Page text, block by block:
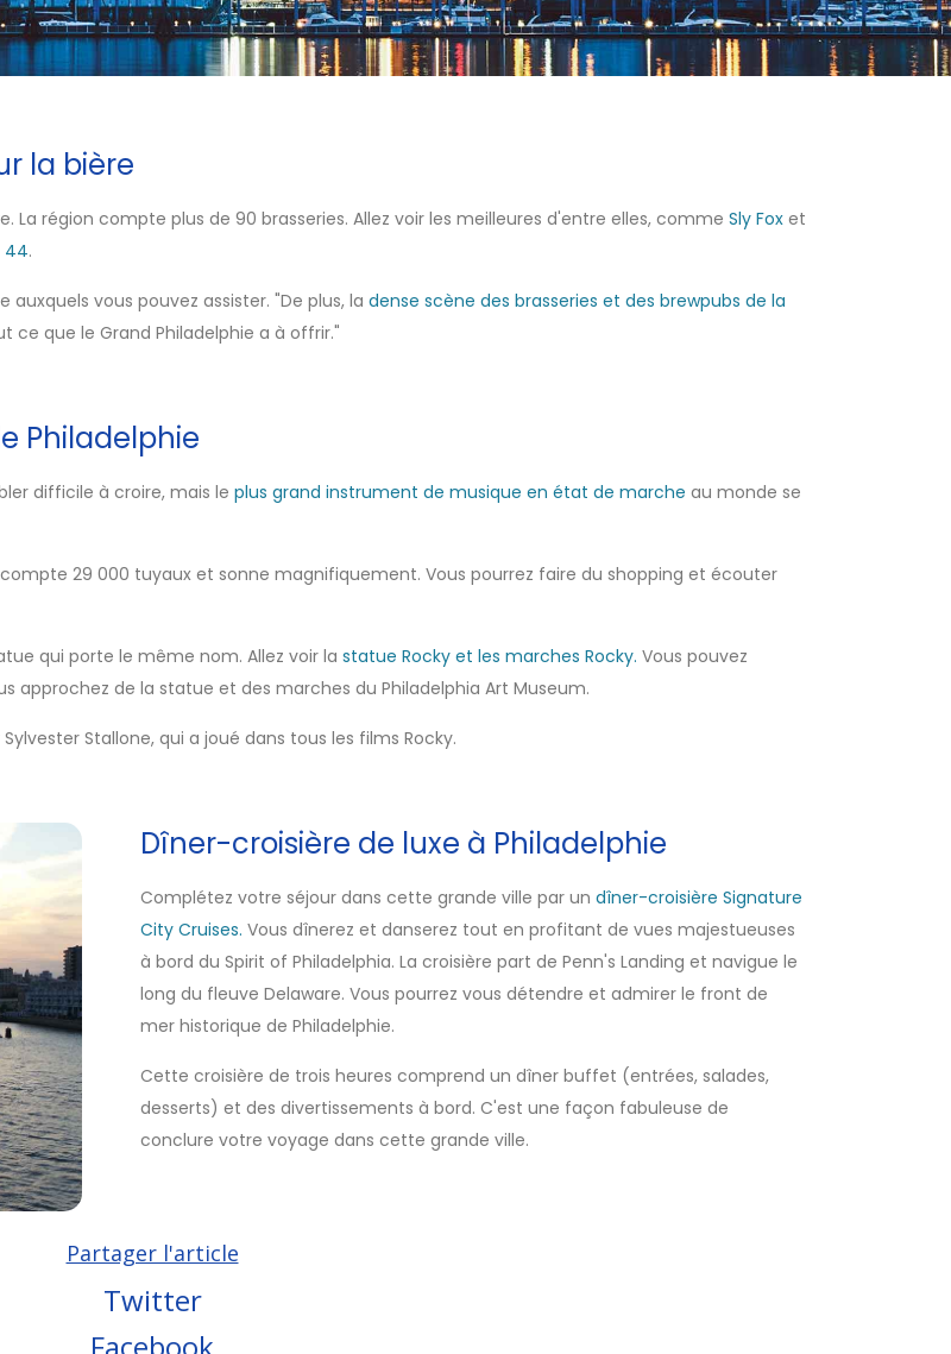
la bière
région compte plus de 90 brasseries. Allez voir les meilleures d'entre elles, comme Sly Fox et
44.
vous pouvez assister. "De plus, la dense scène des brasseries et des brewpubs de la
que le Grand Philadelphie a à offrir."
Philadelphie
difficile à croire, mais le plus grand instrument de musique en état de marche au monde se
29 000 tuyaux et sonne magnifiquement. Vous pourrez faire du shopping et écouter
qui porte le même nom. Allez voir la statue Rocky et les marches Rocky. Vous pouvez
approchez de la statue et des marches du Philadelphia Art Museum.
Stallone, qui a joué dans tous les films Rocky.
Dîner-croisière de luxe à Philadelphie
Complétez votre séjour dans cette grande ville par un dîner-croisière Signature
City Cruises. Vous dînerez et danserez tout en profitant de vues majestueuses
à bord du Spirit of Philadelphia. La croisière part de Penn's Landing et navigue le
long du fleuve Delaware. Vous pourrez vous détendre et admirer le front de
mer historique de Philadelphie.
Cette croisière de trois heures comprend un dîner buffet (entrées, salades,
desserts) et des divertissements à bord. C'est une façon fabuleuse de
conclure votre voyage dans cette grande ville.
Partager l'article
Twitter